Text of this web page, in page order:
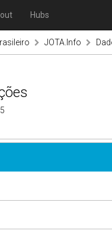
Hubs
JOTA.Info